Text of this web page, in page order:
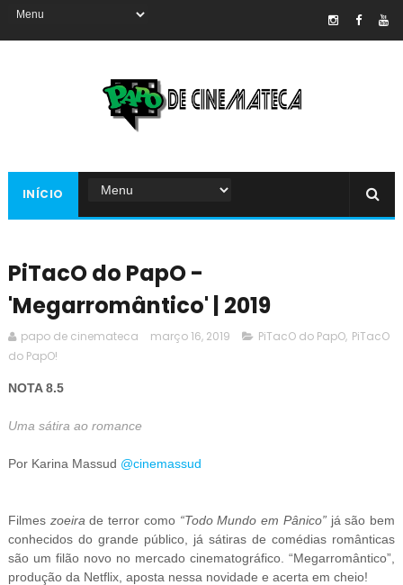
INÍCIO
PiTacO do PapO -
'Megarromântico' | 2019
papo de cinemateca março 16, 2019 PiTacO do PapO, PiTacO
do PapO!
NOTA 8.5
Uma sátira ao romance
Por Karina Massud @cinemassud
Filmes zoeira de terror como “Todo Mundo em Pânico”já são bem
conhecidos do grande público, já sátiras de comédias românticas
são um filão novo no mercado cinematográfico. “Megarromântico”,
produção da Netflix, aposta nessa novidade e acerta em cheio!